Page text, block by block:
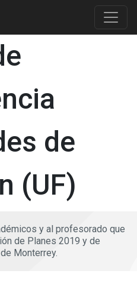
de
(UF)
y al profesorado que
de Planes 2019 y de
Monterrey.